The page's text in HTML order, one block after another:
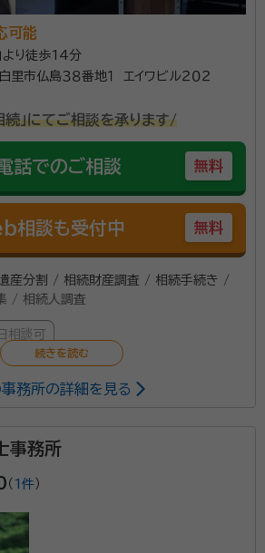
るよう心より努めてまいりますの
お問い合わせください。
可能
より徒歩14分
里市仏島３８番地１ エイワビル２０２
続」にてご相談を承ります/
話でのご相談 無料
相談も受付中 無料
産分割 / 相続財産調査 / 相続手続き /
/ 相続人調査
相談可
利用時期：2024/9
事務所の詳細を見る
事務所
（ 1件）